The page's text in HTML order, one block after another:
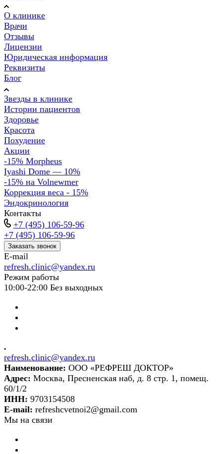
О клинике
Врачи
Отзывы
Лицензии
Юридическая информация
Реквизиты
Блог
Звезды в клинике
Истории пациентов
Здоровье
Красота
Похудение
Акции
-15% Morpheus
Iyashi Dome — 10%
-15% на Volnewmer
Коррекция веса - 15%
Эндокринология
Контакты
+7 (495) 106-59-96
+7 (495) 106-59-96
Заказать звонок
E-mail
refresh.clinic@yandex.ru
Режим работы
10:00-22:00 Без выходных
refresh.clinic@yandex.ru
Наименование: ООО «РЕФРЕШ ДОКТОР»
Адрес: Москва, Пресненская наб, д. 8 стр. 1, помещ.
60/1/2
ИНН: 9703154508
E-mail: refreshcvetnoi2@gmail.com
Мы на связи